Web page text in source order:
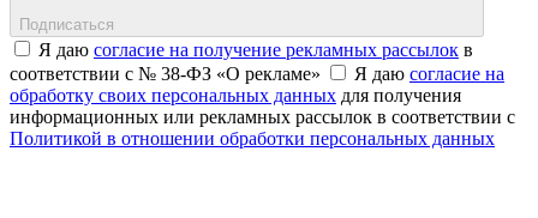
Подписаться
Я даю согласие на получение рекламных рассылок в
соответствии с № 38-ФЗ «О рекламе»
Я даю согласие на
обработку своих персональных данных для получения
информационных или рекламных рассылок в соответствии с
Политикой в отношении обработки персональных данных